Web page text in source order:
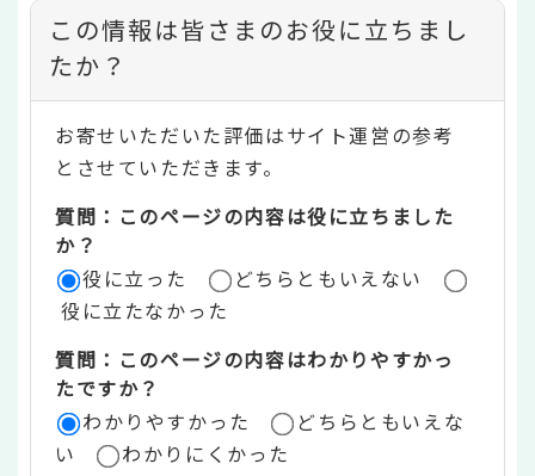
コ
ン
テ
ン
ツ
評
価
リ
ア
この情報は皆さまのお役に立ちまし
たか？
お寄せいただいた評価はサイト運営の参考
とさせていただきます。
質問：このページの内容は役に立ちました
か？
役に立った
どちらともいえない
役に立たなかった
質問：このページの内容はわかりやすかっ
たですか？
わかりやすかった
どちらともいえな
い
わかりにくかった